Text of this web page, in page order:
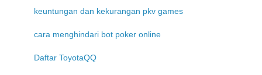
keuntungan dan kekurangan pkv games
cara menghindari bot poker online
Daftar ToyotaQQ